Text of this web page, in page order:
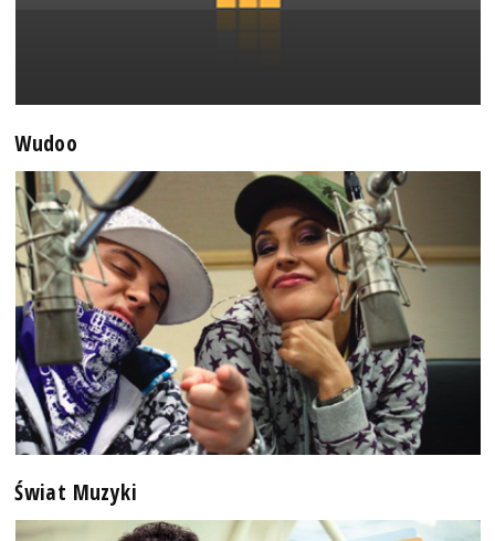
Wudoo
Świat Muzyki